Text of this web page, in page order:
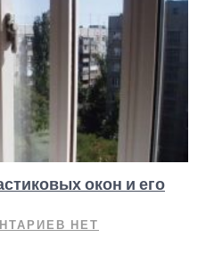
окон и его
НЕТ